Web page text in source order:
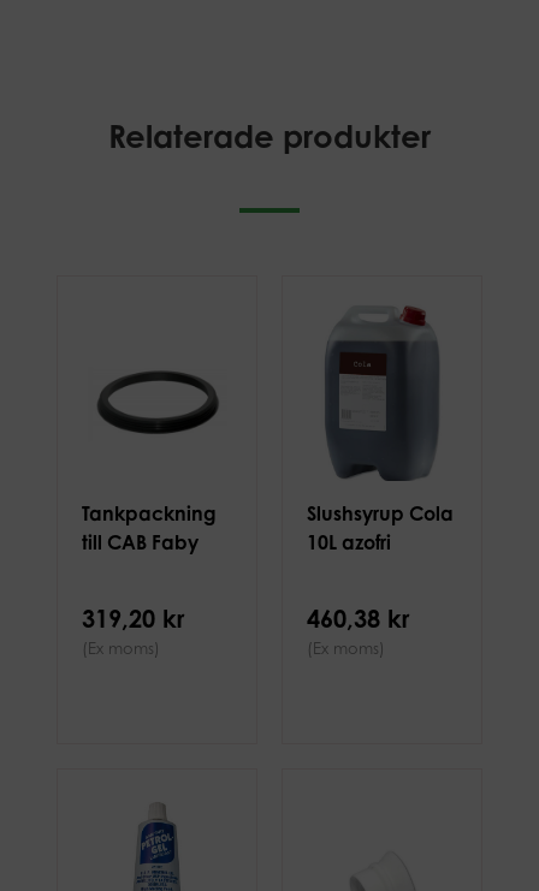
Relaterade produkter
Tankpackning
till CAB Faby
319,20 kr
(Ex moms)
Slushsyrup Cola
10L azofri
460,38 kr
(Ex moms)